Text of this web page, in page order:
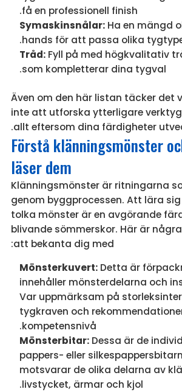
få en professionell finish.
Symaskinsnålar:Ha en mängd
hands för att passa olika
Tråd:Fyll på med högkvalitativ
som kompletterar dina tygval.
Även om den här listan täcker det
inte att utforska ytterligare
allt eftersom dina färdigheter
Förstå klänningsmönster
läser dem
Klänningsmönster är ritningarna
genom byggprocessen. Att lära
tolka mönster är en avgörande
blivande sömmerskor. Här är
att bekanta dig med:
Mönsterkuvert:Detta är
innehåller mönsterdelarna och
Var uppmärksam på
tygkraven och
kompetensnivå.
Mönsterbitar:Dessa är de
pappers- eller
motsvarar de olika delarna av
livstycket, ärmar och kjol.